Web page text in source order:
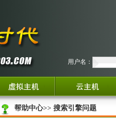
用户名：
帮助中心>> 搜索引擎问题